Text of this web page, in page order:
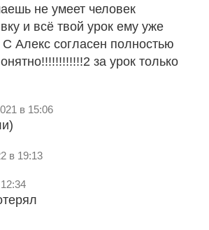
не умеет человек
и всё твой урок ему уже
Алекс согласен полностью
за урок только
в 15:06
в 19:13